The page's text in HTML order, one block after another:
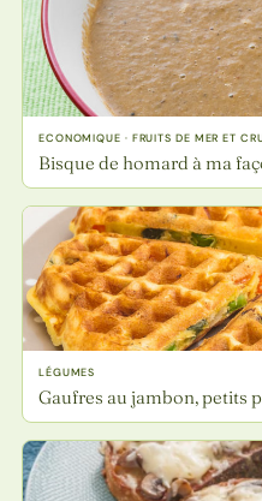
ECONOMIQUE · FRUITS DE MER ET
Bisque de homard à ma
LÉGUMES
Gaufres au jambon, petits